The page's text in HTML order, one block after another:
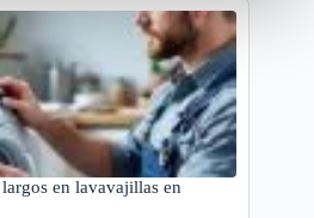
en lavavajillas en